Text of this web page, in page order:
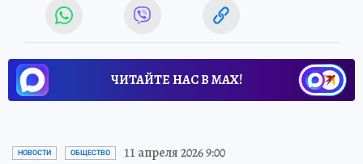
ЧИТАЙТЕ НАС В МАХ!
НОВОСТИ ОБЩЕСТВО 11 апреля 2026 9:00